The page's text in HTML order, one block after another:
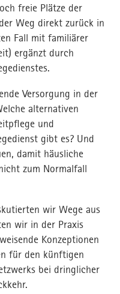
freie Plätze der
Weg direkt zurück in
Fall mit familiärer
ergänzt durch
Versorgung in der
alternativen
und
gibt es? Und
damit häusliche
zum Normalfall
wir Wege aus
wir in der Praxis
Konzeptionen
für den künftigen
bei dringlicher